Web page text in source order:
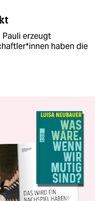
Pauli erzeugt
haben die